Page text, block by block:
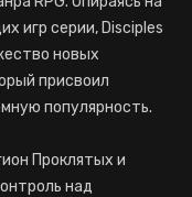
игр серии, Disciples
новых
присвоил
популярность.
Проклятых и
над